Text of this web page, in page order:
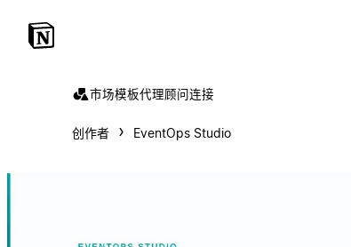
市场模板代理顾问连接
创作者 EventOps Studio